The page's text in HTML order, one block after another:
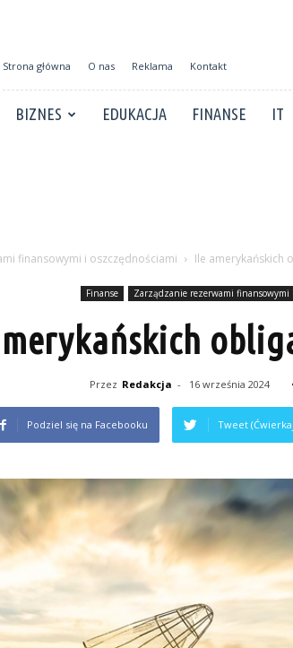
Strona główna O nas Reklama Kontakt
BIZNES EDUKACJA FINANSE IT
finansowymi i oszczędnościami Ile amerykańskich
Finanse Zarządzanie rezerwami finansowymi
Przez Redakcja - 16 września 2024
Podziel się na Facebooku Tweet